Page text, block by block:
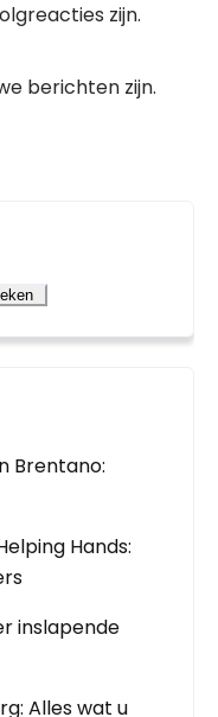
zijn.
berichten zijn.
Brentano:
Hands:
inslapende
Alles wat u